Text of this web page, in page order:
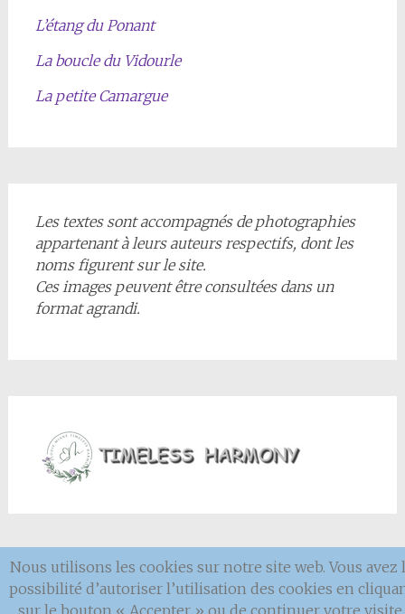
L’étang du Ponant
La boucle du Vidourle
La petite Camargue
Les textes sont accompagnés de photographies
appartenant à leurs auteurs respectifs, dont les
noms figurent sur le site.
Ces images peuvent être consultées dans un
format agrandi.
Mentionslégales
Nous utilisons les cookies sur notre site web. Vous avez
possibilité d’autoriser l’utilisation des cookies en
sur le bouton « Accepter » ou de continuer votre visite.